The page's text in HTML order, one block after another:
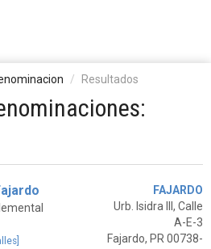
Resultados
FAJARDO
Urb. Isidra III, Calle
A-E-3
Fajardo, PR 00738-